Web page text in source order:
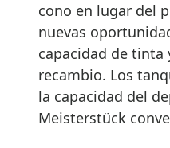
cono en lugar del
nuevas
capacidad de tinta
recambio. Los
la capacidad del
Meisterstück